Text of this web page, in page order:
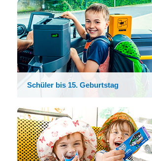
Schüler bis 15. Geburtstag